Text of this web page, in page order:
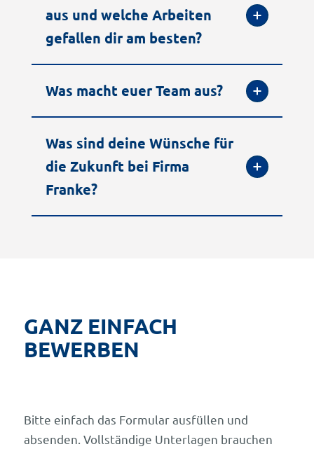
aus und welche Arbeiten
gefallen dir am besten?
Was macht euer Team aus?
Was sind deine Wünsche für
die Zukunft bei Firma
Franke?
GANZ EINFACH
BEWERBEN
Bitte einfach das Formular ausfüllen und
absenden. Vollständige Unterlagen brauchen